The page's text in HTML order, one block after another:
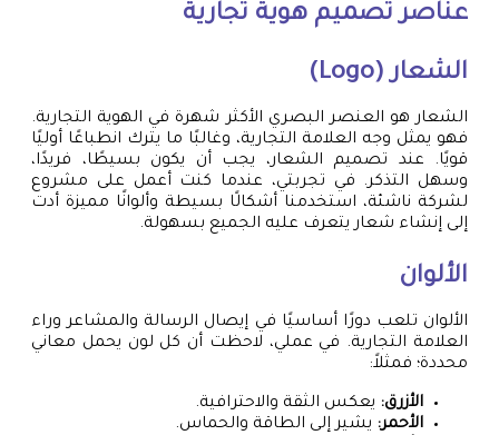
عناصر تصميم هوية تجارية
الشعار (Logo)
الشعار هو العنصر البصري الأكثر شهرة في الهوية التجارية.
فهو يمثل وجه العلامة التجارية، وغالبًا ما يترك انطباعًا أوليًا
قويًا. عند تصميم الشعار، يجب أن يكون بسيطًا، فريدًا،
وسهل التذكر. في تجربتي، عندما كنت أعمل على مشروع
لشركة ناشئة، استخدمنا أشكالًا بسيطة وألوانًا مميزة أدت
إلى إنشاء شعار يتعرف عليه الجميع بسهولة.
الألوان
الألوان تلعب دورًا أساسيًا في إيصال الرسالة والمشاعر وراء
العلامة التجارية. في عملي، لاحظت أن كل لون يحمل معاني
محددة؛ فمثلاً:
الأزرق: يعكس الثقة والاحترافية.
الأحمر: يشير إلى الطاقة والحماس.